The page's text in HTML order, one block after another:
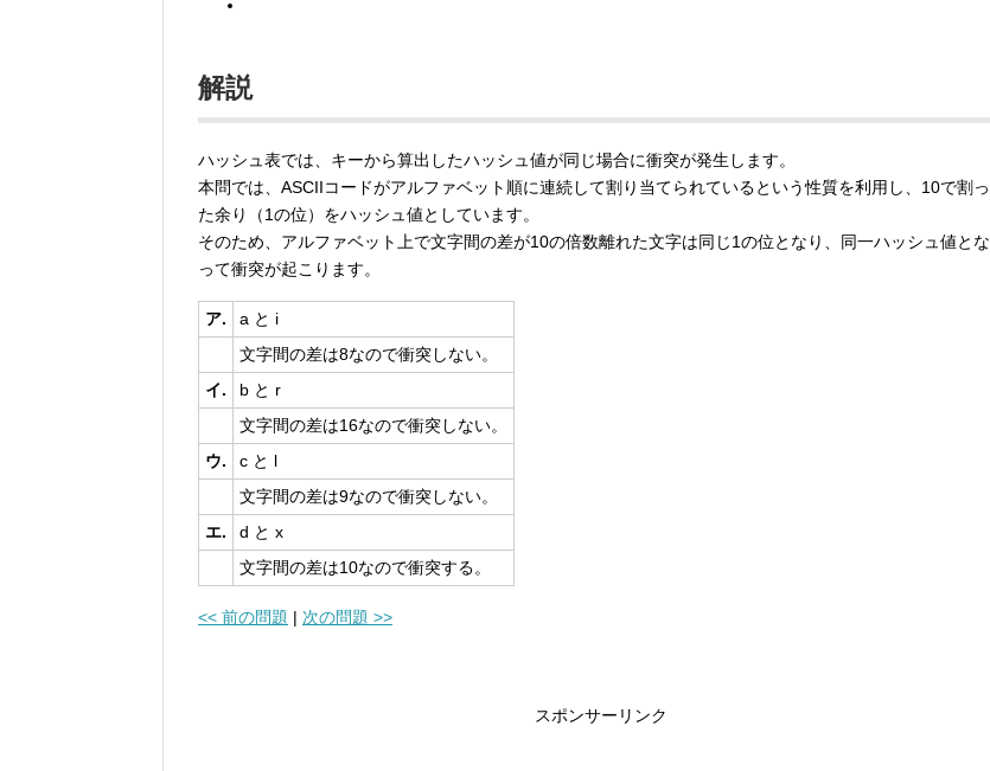
解説
ハッシュ表では、キーから算出したハッシュ値が同じ場合に衝突が発生します。
本問では、ASCIIコードがアルファベット順に連続して割り当てられているという性質を利用し、10で割っ
た余り（1の位）をハッシュ値としています。
そのため、アルファベット上で文字間の差が10の倍数離れた文字は同じ1の位となり、同一ハッシュ値とな
って衝突が起こります。
ア.
a と i
文字間の差は8なので衝突しない。
イ.
b と r
文字間の差は16なので衝突しない。
ウ.
c と l
文字間の差は9なので衝突しない。
エ.
d と x
文字間の差は10なので衝突する。
<< 前の問題 | 次の問題 >>
スポンサーリンク